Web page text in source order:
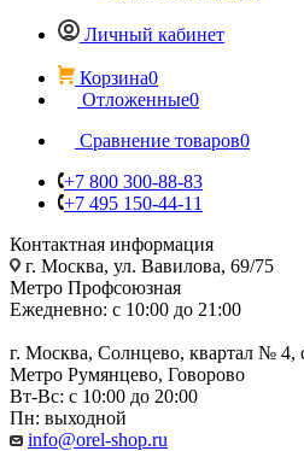
Личный кабинет
Корзина0
Отложенные0
Сравнение товаров0
+7 800 300-88-83
+7 495 150-44-11
Контактная информация
г. Москва, ул. Вавилова, 69/75
Метро Профсоюзная
Ежедневно: с 10:00 до 21:00
г. Москва, Солнцево, квартал № 4,
Метро Румянцево, Говорово
Вт-Вс: с 10:00 до 20:00
Пн: выходной
info@orel-shop.ru